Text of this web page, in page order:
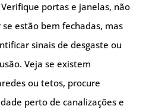
portas e janelas, não
estão bem fechadas, mas
sinais de desgaste ou
Veja se existem
ou tetos, procure
perto de canalizações e